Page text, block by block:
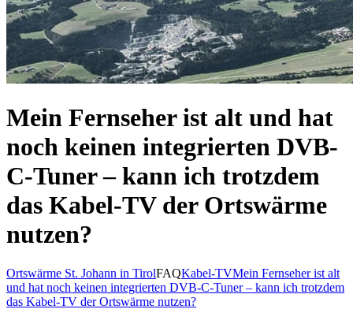
Mein Fernseher ist alt und hat
noch keinen integrierten DVB-
C-Tuner – kann ich trotzdem
das Kabel-TV der Ortswärme
nutzen?
Ortswärme St. Johann in TirolFAQKabel-TVMein Fernseher ist alt
und hat noch keinen integrierten DVB-C-Tuner – kann ich trotzdem
das Kabel-TV der Ortswärme nutzen?